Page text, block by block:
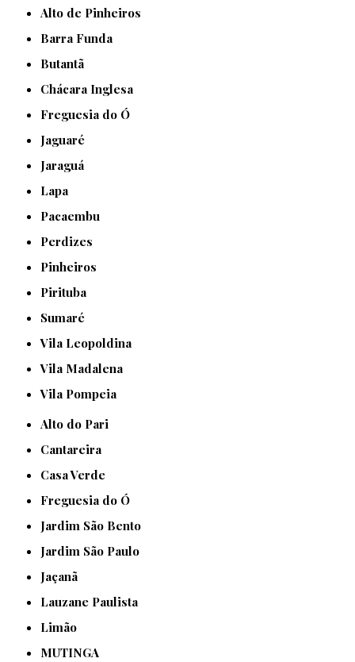
Alto de Pinheiros
Barra Funda
Butantã
Chácara Inglesa
Freguesia do Ó
Jaguaré
Jaraguá
Lapa
Pacaembu
Perdizes
Pinheiros
Pirituba
Sumaré
Vila Leopoldina
Vila Madalena
Vila Pompeia
Alto do Pari
Cantareira
Casa Verde
Freguesia do Ó
Jardim São Bento
Jardim São Paulo
Jaçanã
Lauzane Paulista
Limão
MUTINGA